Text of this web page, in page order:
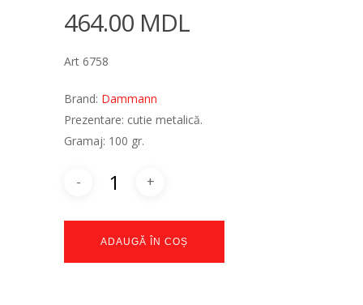
464.00 MDL
Art 6758
Brand: Dammann
Prezentare: cutie metalică.
Gramaj: 100 gr.
ADAUGĂ ÎN COȘ